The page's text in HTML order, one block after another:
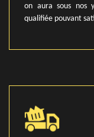
on aura sous nos
qualifiée pouvant